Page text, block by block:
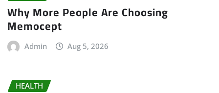
Why More People Are Choosing
Memocept
Admin Aug 5, 2026
HEALTH